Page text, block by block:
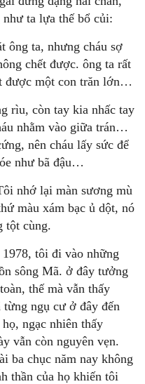
ta lựa thế bổ củi:
ông ta, nhưng cháu sợ
chết được. ông ta rất
được một con trăn lớn…
rìu, còn tay kia nhấc tay
nhằm vào giữa trán…
nên cháu lấy sức để
như bã đậu…
nhớ lại màn sương mù
màu xám bạc ủ dột, nó
tột cùng.
tôi đi vào những
sông Mã. ở đây tưởng
thế mà vẫn thấy
ngụ cư ở đây đến
ngạc nhiên thấy
vẫn còn nguyên vẹn.
ba chục năm nay không
thần của họ khiến tôi